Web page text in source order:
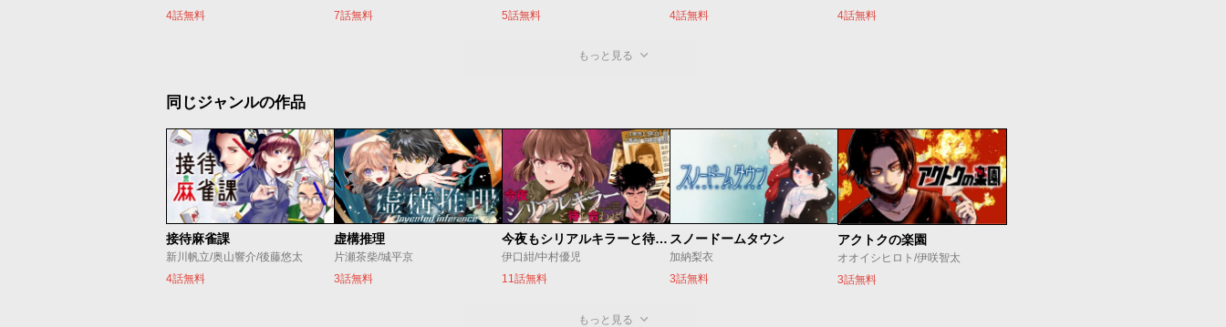
4話無料
7話無料
5話無料
4話無料
4話無料
もっと見る
同じジャンルの作品
接待麻雀課
新川帆立/奥山響介/後藤悠太
4話無料
虚構推理
片瀬茶柴/城平京
3話無料
今夜もシリアルキラーと待ち合わせ
伊口紺/中村優児
11話無料
スノードームタウン
加納梨衣
3話無料
アクトクの楽園
オオイシヒロト/伊咲智太
3話無料
もっと見る